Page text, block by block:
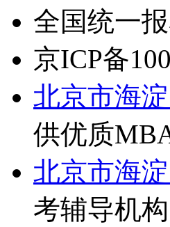
全国统一
京ICP备
北京市海
供优质
北京市海
考辅导机构